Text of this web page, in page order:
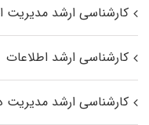
کارشناسی ارشد مدیریت
کارشناسی ارشد اطلاعات
کارشناسی ارشد مدیریت